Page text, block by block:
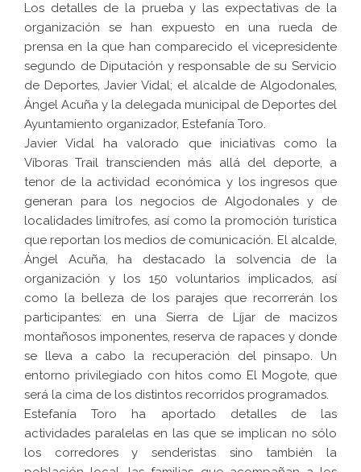
Los detalles de la prueba y las expectativas de la
organización se han expuesto en una rueda de
prensa en la que han comparecido el vicepresidente
segundo de Diputación y responsable de su Servicio
de Deportes, Javier Vidal; el alcalde de Algodonales,
Ángel Acuña y la delegada municipal de Deportes del
Ayuntamiento organizador, Estefanía Toro.
Javier Vidal ha valorado que iniciativas como la
Víboras Trail transcienden más allá del deporte, a
tenor de la actividad económica y los ingresos que
generan para los negocios de Algodonales y de
localidades limítrofes, así como la promoción turística
que reportan los medios de comunicación. El alcalde,
Ángel Acuña, ha destacado la solvencia de la
organización y los 150 voluntarios implicados, así
como la belleza de los parajes que recorrerán los
participantes: en una Sierra de Líjar de macizos
montañosos imponentes, reserva de rapaces y donde
se lleva a cabo la recuperación del pinsapo. Un
entorno privilegiado con hitos como El Mogote, que
será la cima de los distintos recorridos programados.
Estefanía Toro ha aportado detalles de las
actividades paralelas en las que se implican no sólo
los corredores y senderistas sino también la